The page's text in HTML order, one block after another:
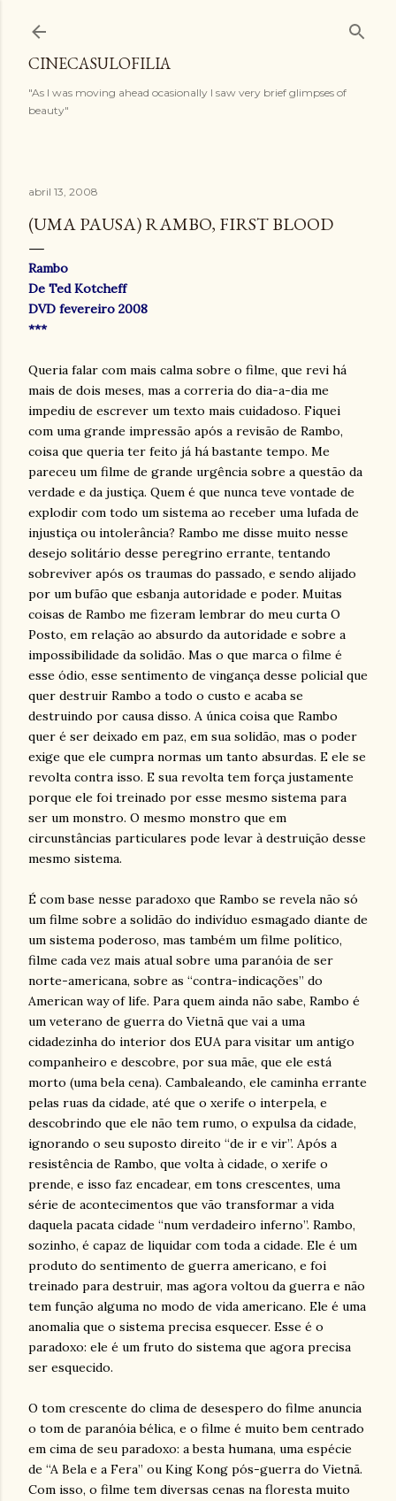
CINECASULOFILIA
"As I was moving ahead ocasionally I saw very brief glimpses of
beauty"
abril 13, 2008
(UMA PAUSA) RAMBO, FIRST BLOOD
Rambo
De Ted Kotcheff
DVD fevereiro 2008
***
Queria falar com mais calma sobre o filme, que revi há
mais de dois meses, mas a correria do dia-a-dia me
impediu de escrever um texto mais cuidadoso. Fiquei
com uma grande impressão após a revisão de Rambo,
coisa que queria ter feito já há bastante tempo. Me
pareceu um filme de grande urgência sobre a questão da
verdade e da justiça. Quem é que nunca teve vontade de
explodir com todo um sistema ao receber uma lufada de
injustiça ou intolerância? Rambo me disse muito nesse
desejo solitário desse peregrino errante, tentando
sobreviver após os traumas do passado, e sendo alijado
por um bufão que esbanja autoridade e poder. Muitas
coisas de Rambo me fizeram lembrar do meu curta O
Posto, em relação ao absurdo da autoridade e sobre a
impossibilidade da solidão. Mas o que marca o filme é
esse ódio, esse sentimento de vingança desse policial que
quer destruir Rambo a todo o custo e acaba se
destruindo por causa disso. A única coisa que Rambo
quer é ser deixado em paz, em sua solidão, mas o poder
exige que ele cumpra normas um tanto absurdas. E ele se
revolta contra isso. E sua revolta tem força justamente
porque ele foi treinado por esse mesmo sistema para
ser um monstro. O mesmo monstro que em
circunstâncias particulares pode levar à destruição desse
mesmo sistema.
É com base nesse paradoxo que Rambo se revela não só
um filme sobre a solidão do indivíduo esmagado diante de
um sistema poderoso, mas também um filme político,
filme cada vez mais atual sobre uma paranóia de ser
norte-americana, sobre as “contra-indicações” do
American way of life. Para quem ainda não sabe, Rambo é
um veterano de guerra do Vietnã que vai a uma
cidadezinha do interior dos EUA para visitar um antigo
companheiro e descobre, por sua mãe, que ele está
morto (uma bela cena). Cambaleando, ele caminha errante
pelas ruas da cidade, até que o xerife o interpela, e
descobrindo que ele não tem rumo, o expulsa da cidade,
ignorando o seu suposto direito “de ir e vir”. Após a
resistência de Rambo, que volta à cidade, o xerife o
prende, e isso faz encadear, em tons crescentes, uma
série de acontecimentos que vão transformar a vida
daquela pacata cidade “num verdadeiro inferno”. Rambo,
sozinho, é capaz de liquidar com toda a cidade. Ele é um
produto do sentimento de guerra americano, e foi
treinado para destruir, mas agora voltou da guerra e não
tem função alguma no modo de vida americano. Ele é uma
anomalia que o sistema precisa esquecer. Esse é o
paradoxo: ele é um fruto do sistema que agora precisa
ser esquecido.
O tom crescente do clima de desespero do filme anuncia
o tom de paranóia bélica, e o filme é muito bem centrado
em cima de seu paradoxo: a besta humana, uma espécie
de “A Bela e a Fera” ou King Kong pós-guerra do Vietnã.
Com isso, o filme tem diversas cenas na floresta muito